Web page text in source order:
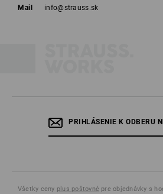
Mail
info@strauss.sk
PRIHLÁSENIE K ODBERU
Všetky ceny plus poštovné pre objednávky s